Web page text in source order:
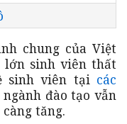
chung của Việt
lớn sinh viên thất
sinh viên tại các
đào tạo vẫn
tăng.